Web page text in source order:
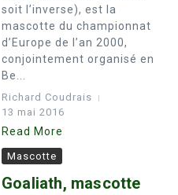
soit l’inverse), est la
mascotte du championnat
d’Europe de l’an 2000,
conjointement organisé en
Be...
Richard Coudrais
13 mai 2016
Read More
Mascotte
Goaliath, mascotte